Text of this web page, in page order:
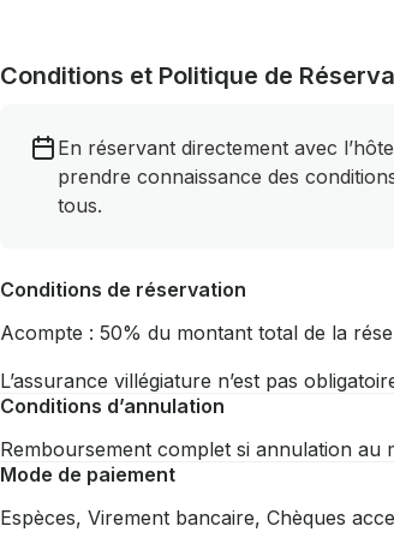
Conditions et Politique de
En réservant directement avec
prendre connaissance des
tous.
Conditions de réservation
Acompte : 50% du montant total de la
L’assurance villégiature n’est pas
Conditions d’annulation
Remboursement complet si annulation au
Mode de paiement
Espèces, Virement bancaire, Chèques